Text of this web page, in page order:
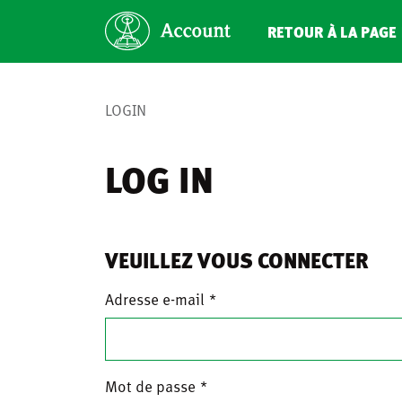
RETOUR À LA
LOGIN
LOG IN
VEUILLEZ VOUS CONNECTER
Adresse e-mail
Mot de passe